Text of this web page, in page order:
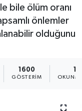
bile ölüm oranı
önlemler
olduğunu
1600
GÖSTERIM